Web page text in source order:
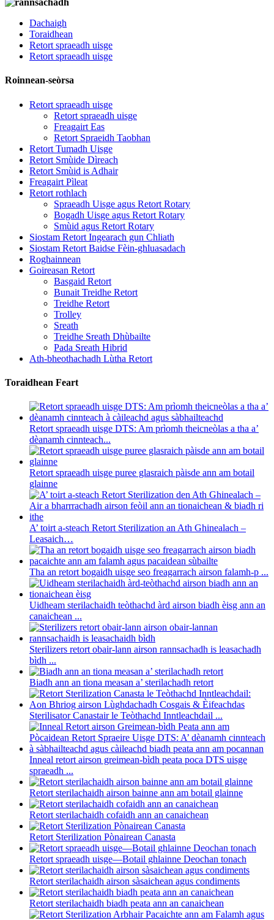
Dachaigh
Toraidhean
Retort spraeadh uisge
Retort spraeadh uisge
Roinnean-seòrsa
Retort spraeadh uisge
Retort spraeadh uisge
Freagairt Eas
Retort Spraeidh Taobhan
Retort Tumadh Uisge
Retort Smùide Dìreach
Retort Smùid is Adhair
Freagairt Pìleat
Retort rothlach
Spraeadh Uisge agus Retort Rotary
Bogadh Uisge agus Retort Rotary
Smùid agus Retort Rotary
Siostam Retort Ingearach gun Chliath
Siostam Retort Baidse Fèin-ghluasadach
Roghainnean
Goireasan Retort
Basgaid Retort
Bunait Treidhe Retort
Treidhe Retort
Trolley
Sreath
Treidhe Sreath Dhùbailte
Pada Sreath Hibrid
Ath-bheothachadh Lùtha Retort
Toraidhean Feart
Retort spraeadh uisge DTS: Am prìomh theicneòlas a tha a’
dèanamh cinnteach...
Retort spraeadh uisge puree glasraich pàisde ann am botail
glainne
A’ toirt a-steach Retort Sterilization an Ath Ghinealach –
Leasaich…
Tha an retort bogaidh uisge seo freagarrach airson falamh-p ...
Uidheam sterilachaidh teòthachd àrd airson biadh èisg ann an
canaichean ...
Sterilizers retort obair-lann airson rannsachadh is leasachadh
bìdh ...
Biadh ann an tiona measan a’ sterilachadh retort
Sterilisator Canastair le Teòthachd Inntleachdail ...
Inneal retort airson greimean-bìdh peata poca DTS uisge
spraeadh ...
Retort sterilachaidh airson bainne ann am botail glainne
Retort sterilachaidh cofaidh ann an canaichean
Retort Sterilization Pònairean Canasta
Retort spraeadh uisge—Botail ghlainne Deochan tonach
Retort sterilachaidh airson sàsaichean agus condiments
Retort sterilachaidh biadh peata ann an canaichean